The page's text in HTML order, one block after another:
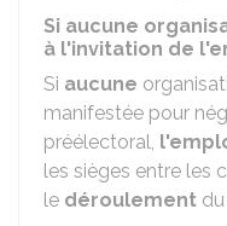
Si aucune
à l'invitation de
Si aucune
manifestée pour
préélectoral,
les sièges entre les
le déroulement